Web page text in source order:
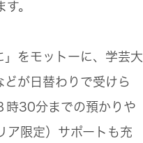
。
」をモットーに、学芸大
が日替わりで受けら
時30分までの預かりや
ア限定）サポートも充